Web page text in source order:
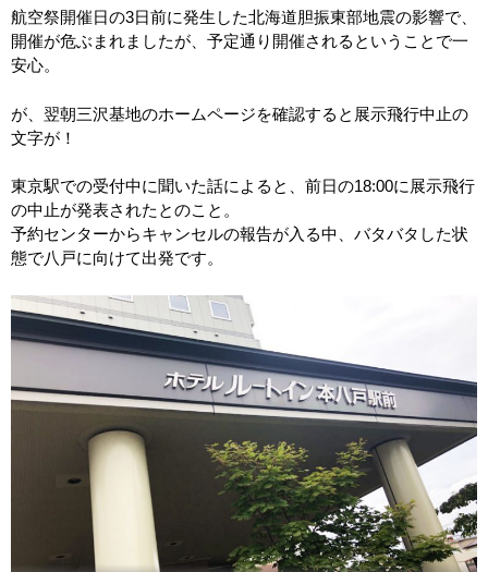
航空祭開催日の3日前に発生した北海道胆振東部地震の影響で、
開催が危ぶまれましたが、予定通り開催されるということで一
安心。
が、翌朝三沢基地のホームページを確認すると展示飛行中止の
文字が！
東京駅での受付中に聞いた話によると、前日の18:00に展示飛行
の中止が発表されたとのこと。
予約センターからキャンセルの報告が入る中、バタバタした状
態で八戸に向けて出発です。